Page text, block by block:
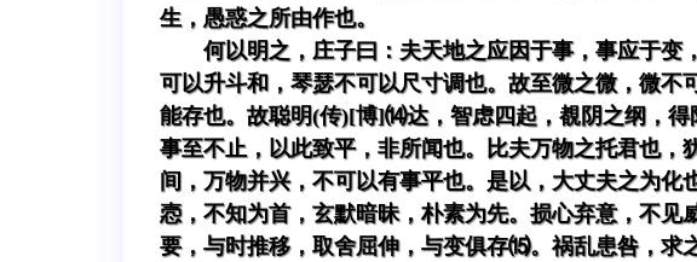
生，愚惑之所由作也。
何以明之，庄子曰：夫天地之应因于事，事应于
可以升斗和，琴瑟不可以尺寸调也。故至微之微，微
能存也。故聪明(传)[博]⒁达，智虑四起，覩阴之纲，得
事至不止，以此致平，非所闻也。比夫万物之托君也
间，万物并兴，不可以有事平也。是以，大丈夫之为
悫，不知为首，玄默暗昧，朴素为先。损心弃意，不
要，与时推移，取舍屈伸，与变俱存⒂。祸乱患咎，求